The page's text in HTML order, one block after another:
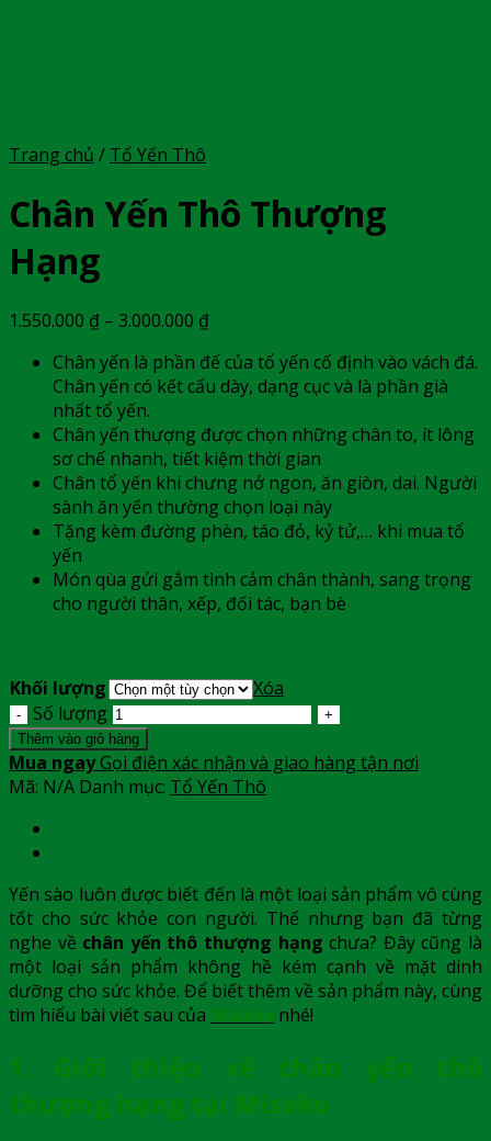
Trang chủ / Tổ Yến Thô
Chân Yến Thô Thượng
Hạng
1.550.000 ₫ – 3.000.000 ₫
Chân yến là phần đế của tổ yến cố định vào vách đá.
Chân yến có kết cấu dày, dạng cục và là phần già
nhất tổ yến.
Chân yến thượng được chọn những chân to, ít lông
sơ chế nhanh, tiết kiệm thời gian
Chân tổ yến khi chưng nở ngon, ăn giòn, dai. Người
sành ăn yến thường chọn loại này
Tặng kèm đường phèn, táo đỏ, kỷ tử,… khi mua tổ
yến
Món qùa gửi gắm tình cảm chân thành, sang trọng
cho người thân, xếp, đối tác, bạn bè
Khối lượng
Xóa
Số lượng
Thêm vào giỏ hàng
Mua ngayGọi điện xác nhận và giao hàng tận nơi
Mã: N/A Danh mục: Tổ Yến Thô
Yến sào luôn được biết đến là một loại sản phẩm vô cùng
tốt cho sức khỏe con người. Thế nhưng bạn đã từng
nghe về chân yến thô thượng hạng chưa? Đây cũng là
một loại sản phẩm không hề kém cạnh về mặt dinh
dưỡng cho sức khỏe. Để biết thêm về sản phẩm này, cùng
tìm hiểu bài viết sau của Misako nhé!
1. Giới thiệu về chân yến thô
thượng hạng tại Misako